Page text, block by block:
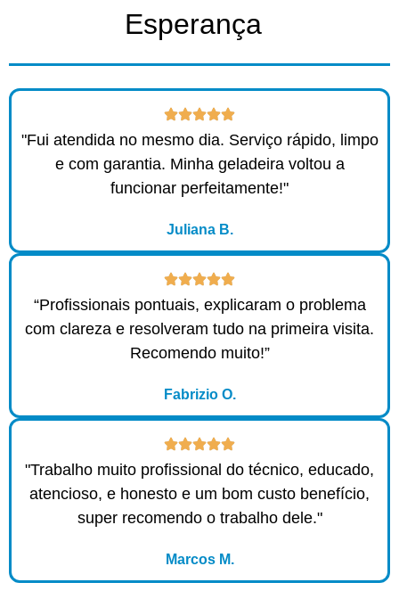
Esperança ​
"Fui atendida no mesmo dia. Serviço rápido, limpo
e com garantia. Minha geladeira voltou a
funcionar perfeitamente!"
Juliana B.
“Profissionais pontuais, explicaram o problema
com clareza e resolveram tudo na primeira visita.
Recomendo muito!”
Fabrizio O.
"Trabalho muito profissional do técnico, educado,
atencioso, e honesto e um bom custo benefício,
super recomendo o trabalho dele."
Marcos M.